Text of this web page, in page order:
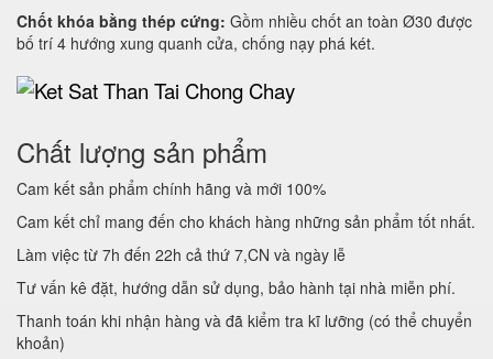
Chốt khóa bằng thép cứng: Gồm nhiều chốt an toàn Ø30 được
bố trí 4 hướng xung quanh cửa, chống nạy phá két.
Chất lượng sản phẩm
Cam kết sản phẩm chính hãng và mới 100%
Cam kết chỉ mang đến cho khách hàng những sản phẩm tốt nhất.
Làm việc từ 7h đến 22h cả thứ 7,CN và ngày lễ
Tư vấn kê đặt, hướng dẫn sử dụng, bảo hành tại nhà miễn phí.
Thanh toán khi nhận hàng và đã kiểm tra kĩ lưỡng (có thể chuyển
khoản)